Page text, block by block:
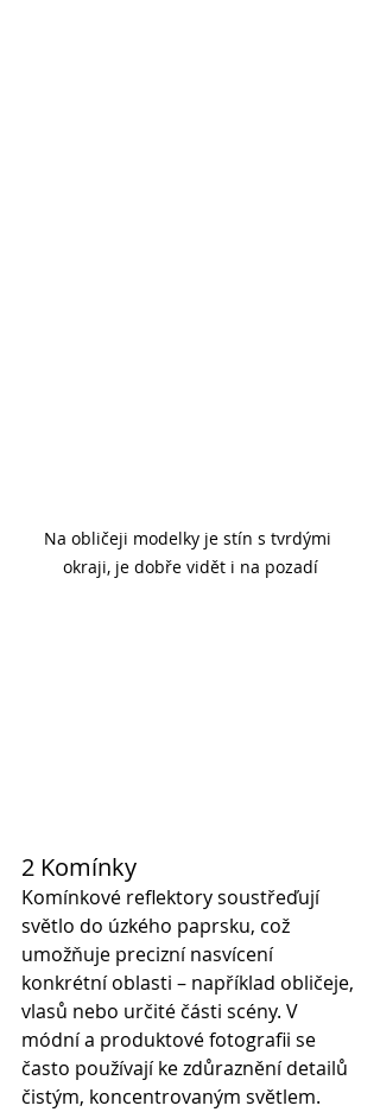
Na obličeji modelky je stín s tvrdými
okraji, je dobře vidět i na pozadí
2 Komínky
Komínkové reflektory soustřeďují
světlo do úzkého paprsku, což
umožňuje precizní nasvícení
konkrétní oblasti – například obličeje,
vlasů nebo určité části scény. V
módní a produktové fotografii se
často používají ke zdůraznění detailů
čistým, koncentrovaným světlem.